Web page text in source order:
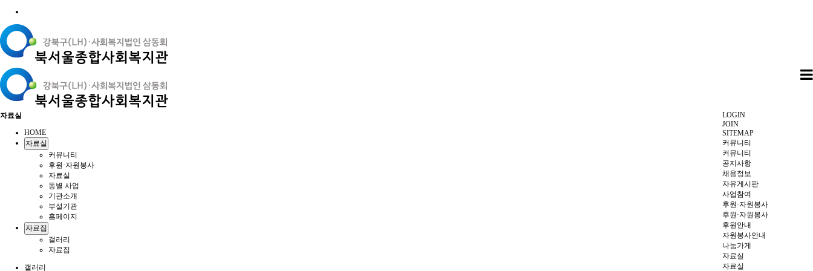
LOGIN
JOIN
SITEMAP
커뮤니티
커뮤니티
공지사항
채용정보
자유게시판
사업참여
후원·자원봉사
후원·자원봉사
후원안내
자원봉사안내
나눔가게
자료실
자료실
자료실
HOME
자료실
커뮤니티
후원·자원봉사
자료실
동별 사업
기관소개
부설기관
홈페이지
자료집
갤러리
자료집
갤러리